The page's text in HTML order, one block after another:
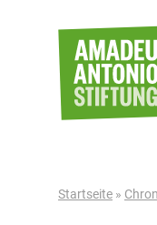
Startseite »